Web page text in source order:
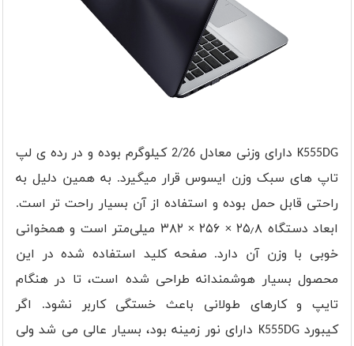
K555DG
دارای وزنی معادل 2/26 کیلوگرم بوده و در رده ی لپ
تاپ های سبک وزن ایسوس قرار میگیرد. به همین دلیل به
راحتی قابل حمل بوده و استفاده از آن بسیار راحت تر است.
ابعاد دستگاه ۲۵٫۸ × ۲۵۶ × ۳۸۲ میلی‌متر است و همخوانی
خوبی با وزن آن دارد. صفحه کلید استفاده شده در این
محصول بسیار هوشمندانه طراحی شده است، تا در هنگام
تایپ و کارهای طولانی باعث خستگی کاربر نشود. اگر
کیبوردK555DG دارای نور زمینه بود، بسیار عالی می شد ولی